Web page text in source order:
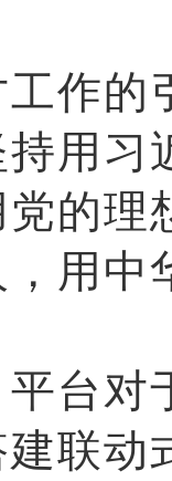
的
用习
的理
用中
对
联动